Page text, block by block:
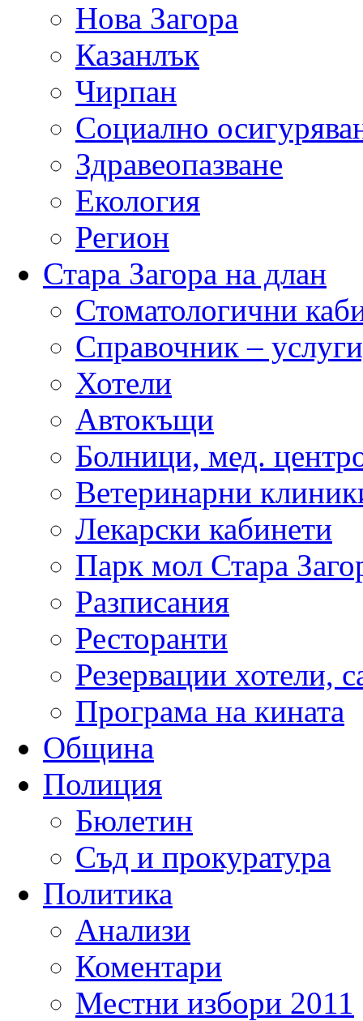
Нова Загора
Казанлък
Чирпан
Социално
Здравеопазване
Екология
Регион
Стара Загора на длан
Стоматологични
Справочник –
Хотели
Автокъщи
Болници, мед.
Ветеринарни
Лекарски кабинети
Парк мол Стара
Разписания
Ресторанти
Резервации хотели,
Програма на кината
Община
Полиция
Бюлетин
Съд и прокуратура
Политика
Анализи
Коментари
Местни избори 2011